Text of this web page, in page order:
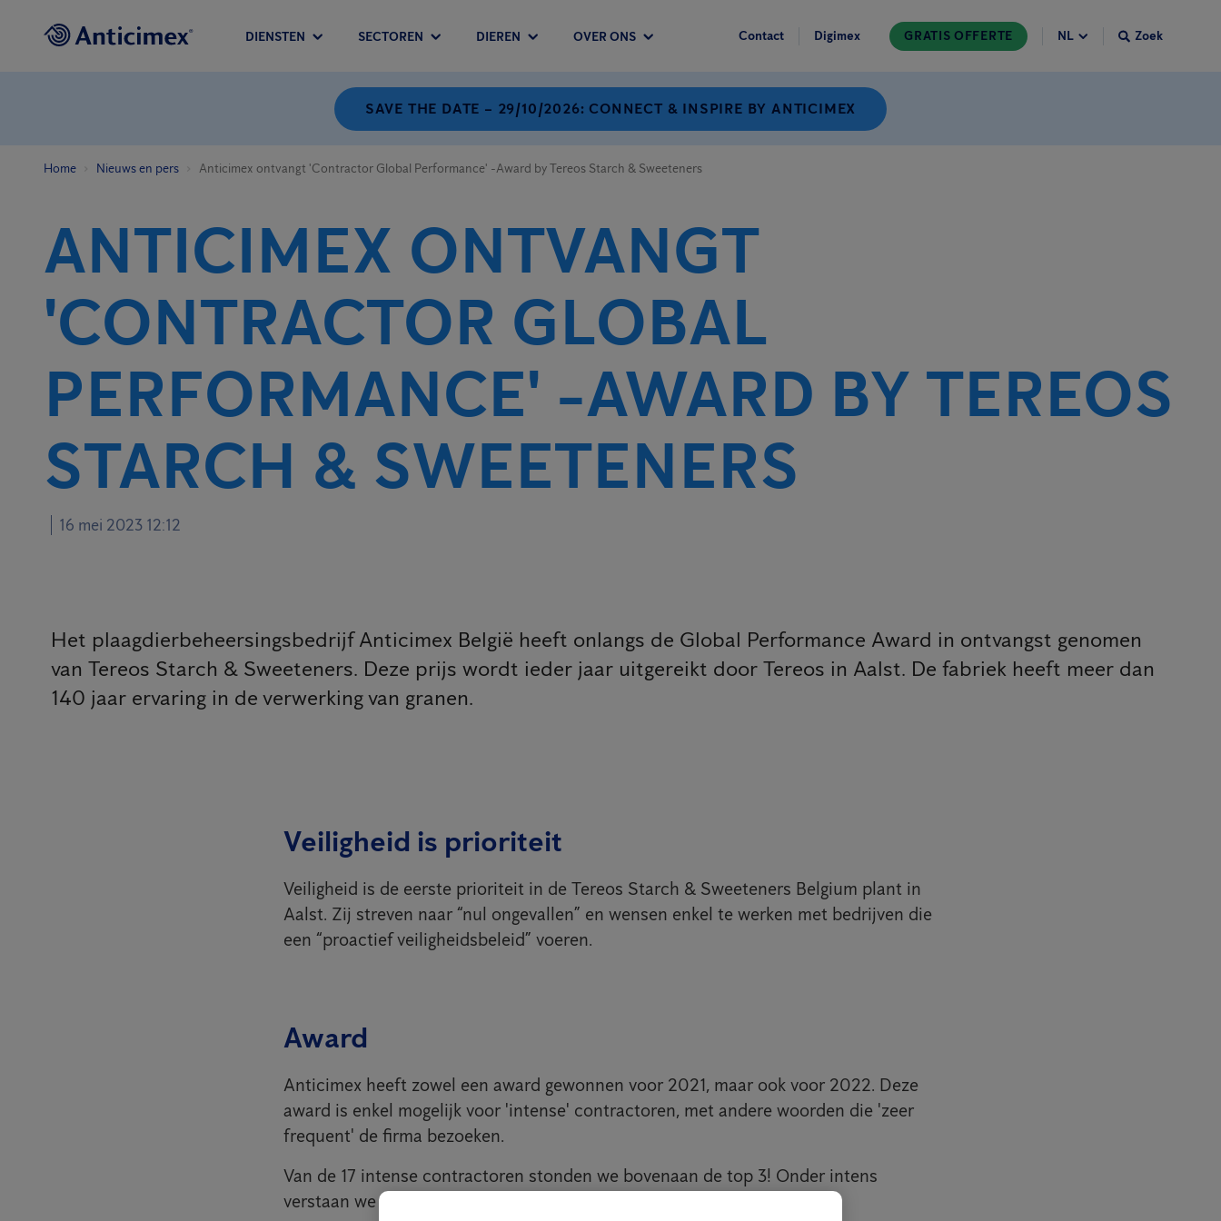
DIENSTEN SECTOREN DIEREN OVER ONS Contact Digimex GRATIS OFFERTE Zoek
SAVE THE DATE – 29/10/2026: CONNECT & INSPIRE BY ANTICIMEX
Home Nieuws en pers Anticimex ontvangt 'Contractor Global Performance' -Award by Tereos Starch & Sweeteners
ANTICIMEX ONTVANGT
'CONTRACTOR GLOBAL
PERFORMANCE' -AWARD BY TEREOS
STARCH & SWEETENERS
16 mei 2023 12:12
Het plaagdierbeheersingsbedrijf Anticimex België heeft onlangs de Global Performance Award in ontvangst genomen
van Tereos Starch & Sweeteners. Deze prijs wordt ieder jaar uitgereikt door Tereos in Aalst. De fabriek heeft meer dan
140 jaar ervaring in de verwerking van granen.
Veiligheid is prioriteit
Veiligheid is de eerste prioriteit in de Tereos Starch & Sweeteners Belgium plant in
Aalst. Zij streven naar “nul ongevallen” en wensen enkel te werken met bedrijven die
een “proactief veiligheidsbeleid” voeren.
Award
Anticimex heeft zowel een award gewonnen voor 2021, maar ook voor 2022. Deze
award is enkel mogelijk voor 'intense' contractoren, met andere woorden die 'zeer
frequent' de firma bezoeken.
Van de 17 intense contractoren stonden we bovenaan de top 3! Onder intens
verstaan we dat we er zo goed als ‘dagelijks’ zijn. We zijn trots!